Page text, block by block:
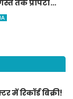
तक प्रॉपर्टी
में 75% की
रिकॉर्ड बिक्री!